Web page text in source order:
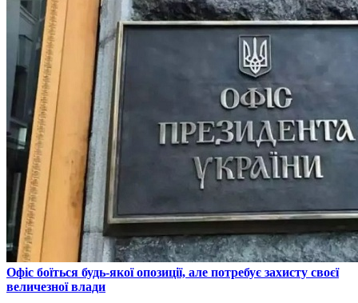
​Офіс боїться будь-якої опозиції, але потребує захисту своєї
величезної влади